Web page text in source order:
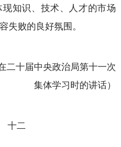
知识、技术、人才的市场
失败的良好氛围。
二十届中央政治局第十一次
集体学习时的讲话）
十二